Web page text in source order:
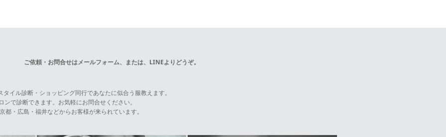
ご依頼・お問合せはメールフォーム、または、LINEよりどうぞ。
イル診断・ショッピング同行であなたに似合う服教えます。
で診断できます。お気軽にお問合せください。
・広島・福井などからお客様が来られています。